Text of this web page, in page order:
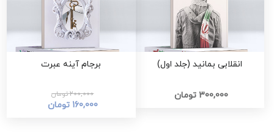
انقلابی بمانید (جلد اول)
300,000 تومان
برجام آینه عبرت
200,000 تومان
160,000 تومان